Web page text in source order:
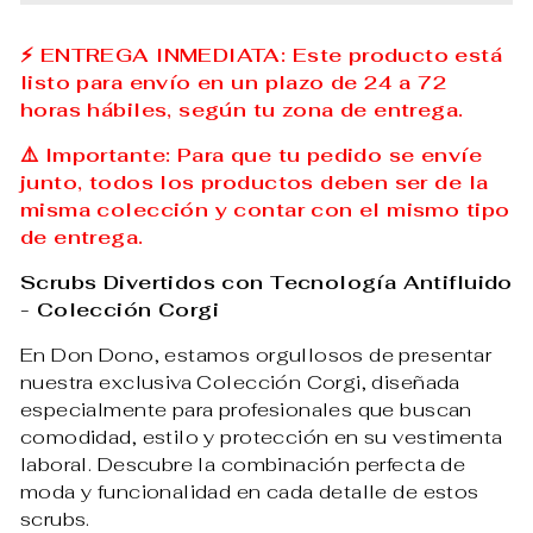
⚡ ENTREGA INMEDIATA: Este producto está
listo para envío en un plazo de 24 a 72
horas hábiles, según tu zona de entrega.
⚠️ Importante: Para que tu pedido se envíe
junto, todos los productos deben ser de la
misma colección y contar con el mismo tipo
de entrega.
Scrubs Divertidos con Tecnología Antifluido
- Colección Corgi
En Don Dono, estamos orgullosos de presentar
nuestra exclusiva Colección Corgi, diseñada
especialmente para profesionales que buscan
comodidad, estilo y protección en su vestimenta
laboral. Descubre la combinación perfecta de
moda y funcionalidad en cada detalle de estos
scrubs.